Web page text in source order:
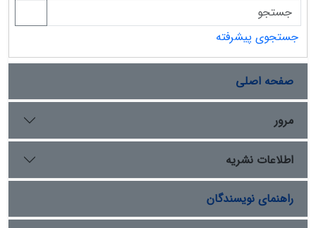
جستجوی پیشرفته
صفحه اصلی
مرور
اطلاعات نشریه
راهنمای نویسندگان